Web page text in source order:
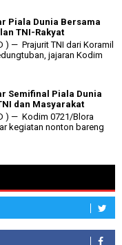
Piala Dunia Bersama
TNI-Rakyat
) — Prajurit TNI dari Koramil
jajaran Kodim
Semifinal Piala Dunia
dan Masyarakat
) — Kodim 0721/Blora
kegiatan nonton bareng